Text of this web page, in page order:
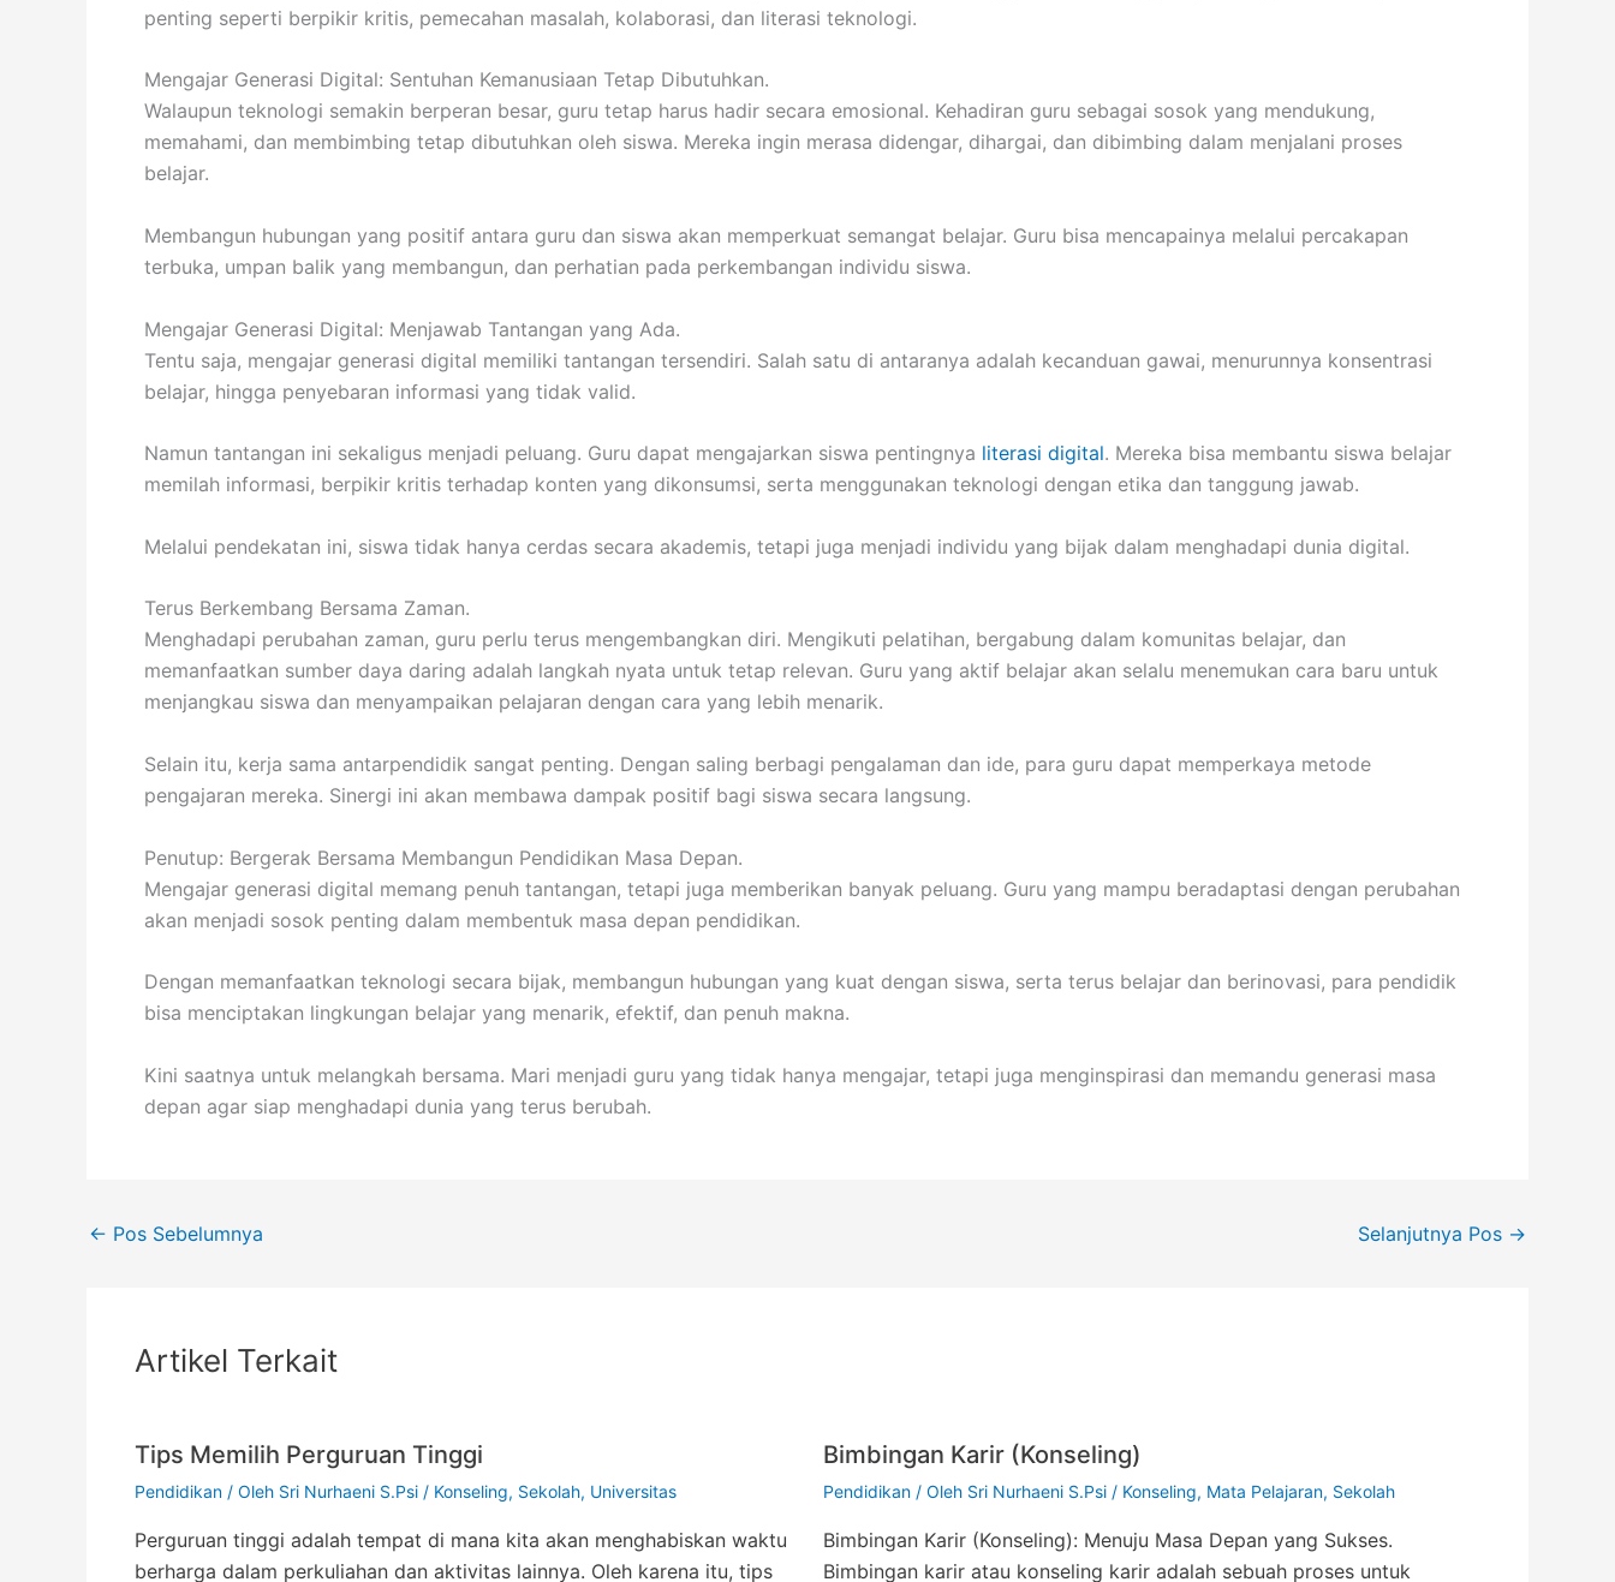
penting seperti berpikir kritis, pemecahan masalah, kolaborasi, dan literasi teknologi.
Mengajar Generasi Digital: Sentuhan Kemanusiaan Tetap Dibutuhkan.
Walaupun teknologi semakin berperan besar, guru tetap harus hadir secara emosional. Kehadiran guru sebagai sosok yang mendukung,
memahami, dan membimbing tetap dibutuhkan oleh siswa. Mereka ingin merasa didengar, dihargai, dan dibimbing dalam menjalani proses
belajar.
Membangun hubungan yang positif antara guru dan siswa akan memperkuat semangat belajar. Guru bisa mencapainya melalui percakapan
terbuka, umpan balik yang membangun, dan perhatian pada perkembangan individu siswa.
Mengajar Generasi Digital: Menjawab Tantangan yang Ada.
Tentu saja, mengajar generasi digital memiliki tantangan tersendiri. Salah satu di antaranya adalah kecanduan gawai, menurunnya konsentrasi
belajar, hingga penyebaran informasi yang tidak valid.
Namun tantangan ini sekaligus menjadi peluang. Guru dapat mengajarkan siswa pentingnya literasi digital. Mereka bisa membantu siswa belajar
memilah informasi, berpikir kritis terhadap konten yang dikonsumsi, serta menggunakan teknologi dengan etika dan tanggung jawab.
Melalui pendekatan ini, siswa tidak hanya cerdas secara akademis, tetapi juga menjadi individu yang bijak dalam menghadapi dunia digital.
Terus Berkembang Bersama Zaman.
Menghadapi perubahan zaman, guru perlu terus mengembangkan diri. Mengikuti pelatihan, bergabung dalam komunitas belajar, dan
memanfaatkan sumber daya daring adalah langkah nyata untuk tetap relevan. Guru yang aktif belajar akan selalu menemukan cara baru untuk
menjangkau siswa dan menyampaikan pelajaran dengan cara yang lebih menarik.
Selain itu, kerja sama antarpendidik sangat penting. Dengan saling berbagi pengalaman dan ide, para guru dapat memperkaya metode
pengajaran mereka. Sinergi ini akan membawa dampak positif bagi siswa secara langsung.
Penutup: Bergerak Bersama Membangun Pendidikan Masa Depan.
Mengajar generasi digital memang penuh tantangan, tetapi juga memberikan banyak peluang. Guru yang mampu beradaptasi dengan perubahan
akan menjadi sosok penting dalam membentuk masa depan pendidikan.
Dengan memanfaatkan teknologi secara bijak, membangun hubungan yang kuat dengan siswa, serta terus belajar dan berinovasi, para pendidik
bisa menciptakan lingkungan belajar yang menarik, efektif, dan penuh makna.
Kini saatnya untuk melangkah bersama. Mari menjadi guru yang tidak hanya mengajar, tetapi juga menginspirasi dan memandu generasi masa
depan agar siap menghadapi dunia yang terus berubah.
← Pos Sebelumnya Selanjutnya Pos →
Artikel Terkait
Tips Memilih Perguruan Tinggi
Pendidikan / Oleh Sri Nurhaeni S.Psi / Konseling, Sekolah, Universitas
Perguruan tinggi adalah tempat di mana kita akan menghabiskan waktu
berharga dalam perkuliahan dan aktivitas lainnya. Oleh karena itu, tips
Bimbingan Karir (Konseling)
Pendidikan/ Oleh Sri Nurhaeni S.Psi / Konseling, Mata Pelajaran, Sekolah
Bimbingan Karir (Konseling): Menuju Masa Depan yang Sukses.
Bimbingan karir atau konseling karir adalah sebuah proses untuk